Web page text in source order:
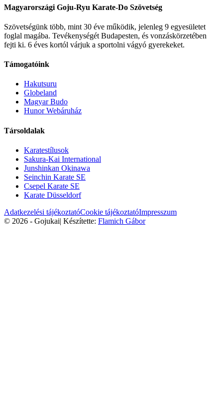
Magyarországi Goju-Ryu Karate-Do Szövetség
Szövetségünk több, mint 30 éve működik, jelenleg 9 egyesületet
foglal magába. Tevékenységét Budapesten, és vonzáskörzetében
fejti ki. 6 éves kortól várjuk a sportolni vágyó gyerekeket.
Támogatóink
Hakutsuru
Globeland
Magyar Budo
Hunor Webáruház
Társoldalak
Karatestílusok
Sakura-Kai International
Junshinkan Okinawa
Seinchin Karate SE
Csepel Karate SE
Karate Düsseldorf
Adatkezelési tájékoztatóCookie tájékoztatóImpresszum
© 2026 - Gojukai| Készítette: Flamich Gábor